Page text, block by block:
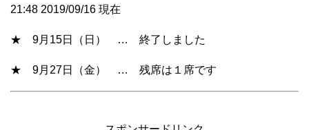
21:48 2019/09/16 現在
★ 9月15日（日） … 終了しました
★ 9月27日（金） … 残席は１席です